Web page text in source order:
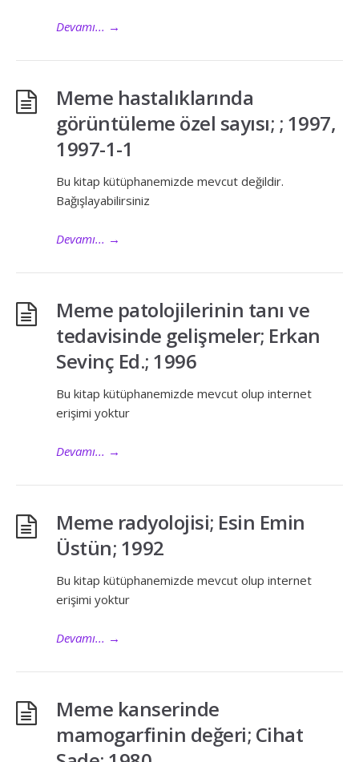
Devamı... →
Meme hastalıklarında
görüntüleme özel sayısı; ; 1997,
1997-1-1
Bu kitap kütüphanemizde mevcut değildir.
Bağışlayabilirsiniz
Devamı... →
Meme patolojilerinin tanı ve
tedavisinde gelişmeler; Erkan
Sevinç Ed.; 1996
Bu kitap kütüphanemizde mevcut olup internet
erişimi yoktur
Devamı... →
Meme radyolojisi; Esin Emin
Üstün; 1992
Bu kitap kütüphanemizde mevcut olup internet
erişimi yoktur
Devamı... →
Meme kanserinde
mamogarfinin değeri; Cihat